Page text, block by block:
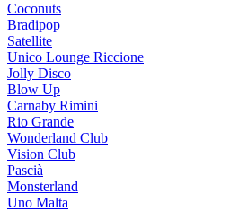
Coconuts
Bradipop
Satellite
Unico Lounge Riccione
Jolly Disco
Blow Up
Carnaby Rimini
Rio Grande
Wonderland Club
Vision Club
Pascià
Monsterland
Uno Malta